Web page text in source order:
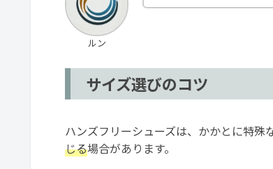
ルン
サイズ選びのコツ
ハンズフリーシューズは、かかとに特殊
じる場合があります。